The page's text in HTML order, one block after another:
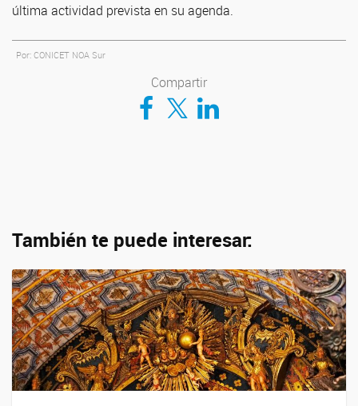
última actividad prevista en su agenda.
Por: CONICET NOA Sur
Compartir
Compartir en Facebook
Compartir en TwitterCompartir en LinkedIn
También te puede interesar: